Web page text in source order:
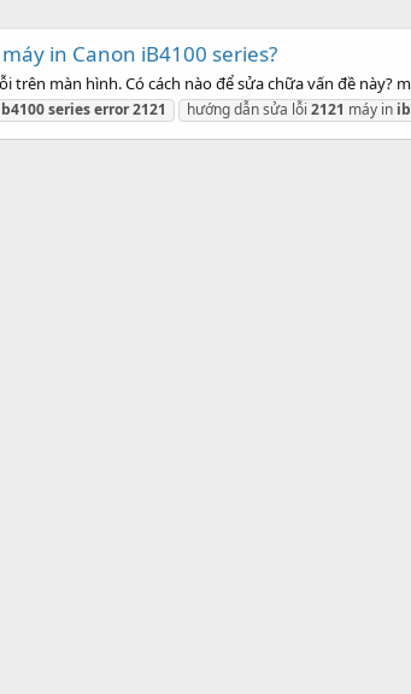
in Canon iB4100 series?
trên màn hình. Có cách nào để sửa chữa vấn đề này?
serieserror2121 hướng dẫn sửa lỗi 2121 máy in